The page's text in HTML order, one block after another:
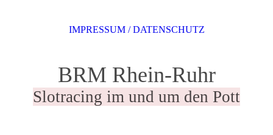
BRM Rhein-Ruhr
Slotracing im und um den Pott
IMPRESSUM / DATENSCHUTZ